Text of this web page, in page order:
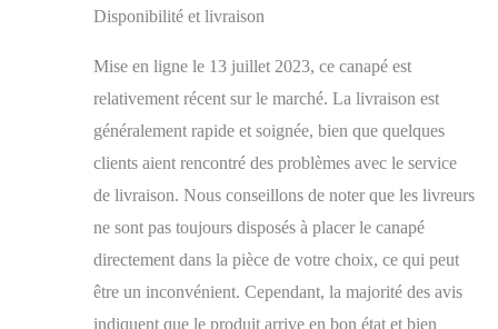
Disponibilité et livraison
Mise en ligne le 13 juillet 2023, ce canapé est
relativement récent sur le marché. La livraison est
généralement rapide et soignée, bien que quelques
clients aient rencontré des problèmes avec le service
de livraison. Nous conseillons de noter que les livreurs
ne sont pas toujours disposés à placer le canapé
directement dans la pièce de votre choix, ce qui peut
être un inconvénient. Cependant, la majorité des avis
indiquent que le produit arrive en bon état et bien